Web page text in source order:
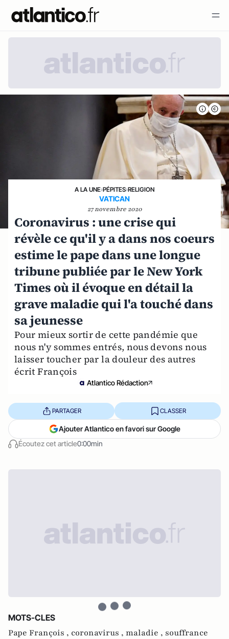
A LA UNE›PÉPITES›RELIGION
VATICAN
27 novembre 2020
Coronavirus : une crise qui
révèle ce qu'il y a dans nos coeurs
estime le pape dans une longue
tribune publiée par le New York
Times où il évoque en détail la
grave maladie qui l'a touché dans
sa jeunesse
Pour mieux sortir de cette pandémie que
nous n'y sommes entrés, nous devons nous
laisser toucher par la douleur des autres
écrit François
Atlantico Rédaction
Écoutez cet article0:00min
PARTAGER CLASSER
Ajouter Atlantico en favori sur Google
MOTS-CLES
Pape François , coronavirus , maladie , souffrance